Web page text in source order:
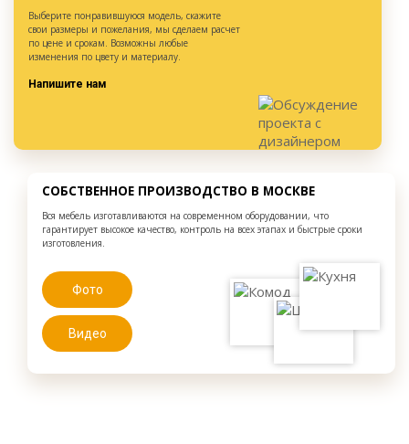
Выберите понравившуюся модель, скажите
свои размеры и пожелания, мы сделаем расчет
по цене и срокам. Возможны любые
изменения по цвету и материалу.
Напишите нам
СОБСТВЕННОЕ ПРОИЗВОДСТВО В МОСКВЕ
Вся мебель изготавливаются на современном оборудовании, что
гарантирует высокое качество, контроль на всех этапах и быстрые сроки
изготовления.
Фото
Видео